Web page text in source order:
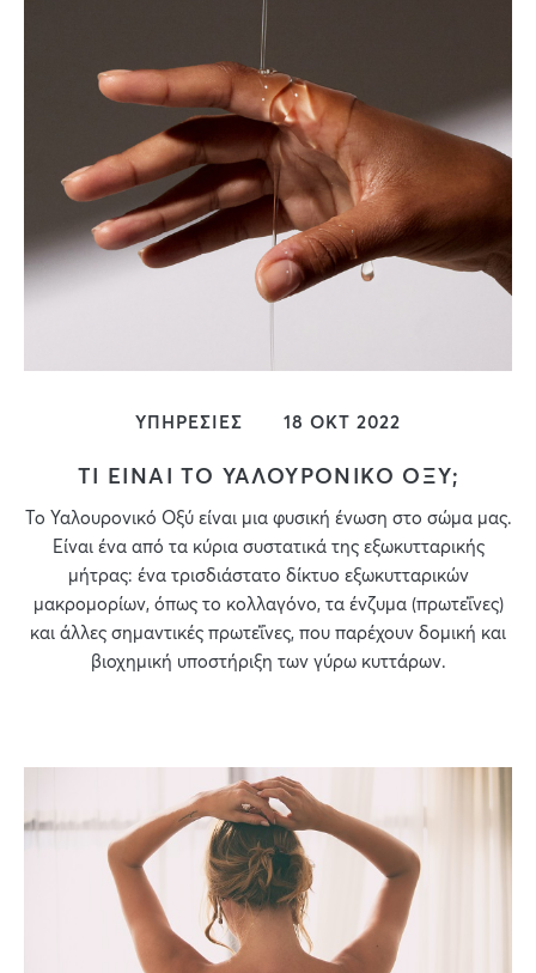
ΥΠΗΡΕΣΙΕΣ 18 ΟΚΤ 2022
ΤΙ ΕΙΝΑΙ ΤΟ ΥΑΛΟΥΡΟΝΙΚΟ ΟΞΥ;
Το Υαλουρονικό Οξύ είναι μια φυσική ένωση στο σώμα μας.
Είναι ένα από τα κύρια συστατικά της εξωκυτταρικής
μήτρας: ένα τρισδιάστατο δίκτυο εξωκυτταρικών
μακρομορίων, όπως το κολλαγόνο, τα ένζυμα (πρωτεΐνες)
και άλλες σημαντικές πρωτεΐνες, που παρέχουν δομική και
βιοχημική υποστήριξη των γύρω κυττάρων.